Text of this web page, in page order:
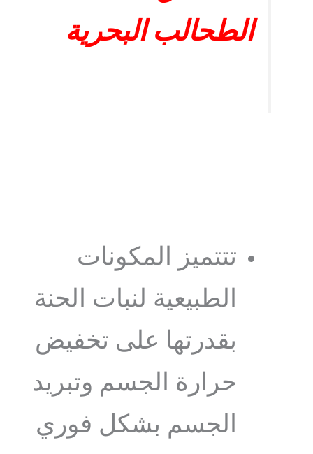
الطحالب البحرية
تتتميز المكونات
الطبيعية لنبات الحنة
بقدرتها على تخفيض
حرارة الجسم وتبريد
الجسم بشكل فوري